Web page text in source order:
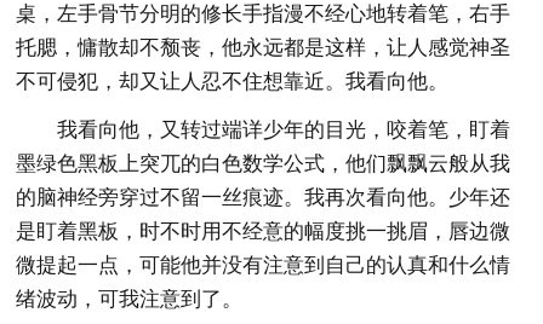
桌，左手骨节分明的修长手指漫不经心地转着笔，右手
托腮，慵散却不颓丧，他永远都是这样，让人感觉神圣
不可侵犯，却又让人忍不住想靠近。我看向他。
我看向他，又转过端详少年的目光，咬着笔，盯着
墨绿色黑板上突兀的白色数学公式，他们飘飘云般从我
的脑神经旁穿过不留一丝痕迹。我再次看向他。少年还
是盯着黑板，时不时用不经意的幅度挑一挑眉，唇边微
微提起一点，可能他并没有注意到自己的认真和什么情
绪波动，可我注意到了。